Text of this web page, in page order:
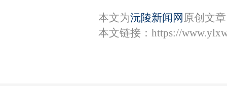
本文为沅陵新闻网 原创文
本文链接： https://